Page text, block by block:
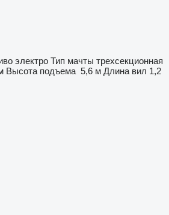
электро Тип мачты трехсекционная
Высота подъема 5,6 м Длина вил 1,2